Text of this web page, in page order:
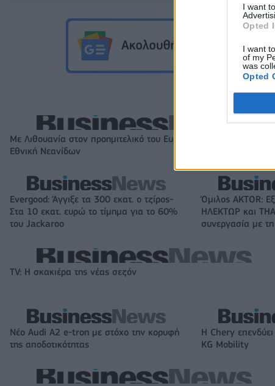
I want
Opted
I want
of my
was
Opted
Με Λιθουανία στον προημιτελικό του Ευρωπαϊκού Β' κατ. η
Εθνική Νεανίδων
Evergood: Άγγιξε τα 300 εκατ. ο τζίρος-
Στα 10 εκατ. ευρώ το τίμημα για το 60%
του Jackaroo
Όμιλος AKTOR:
ΗΛΕΚΤΩΡ και
συνεργασία με
TV: Η σκακιέρα της νέας σεζόν
Νέο Audi A2 e-tron με στόχο την κορυφή
της αποδοτικότητας
Η Chery
KG Mobility